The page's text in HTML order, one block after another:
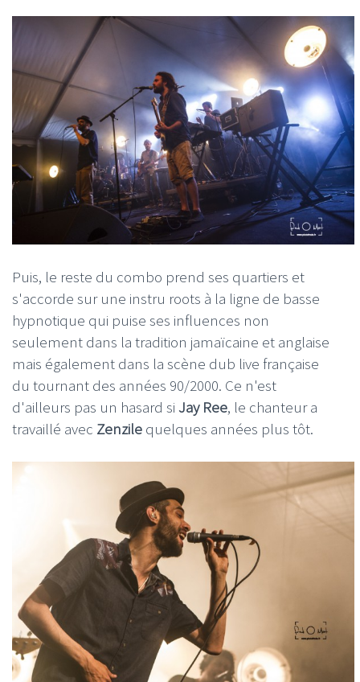
Puis, le reste du combo prend ses quartiers et
s'accorde sur une instru roots à la ligne de basse
hypnotique qui puise ses influences non
seulement dans la tradition jamaïcaine et anglaise
mais également dans la scène dub live française
du tournant des années 90/2000. Ce n'est
d'ailleurs pas un hasard si Jay Ree, le chanteur a
travaillé avec Zenzile quelques années plus tôt.